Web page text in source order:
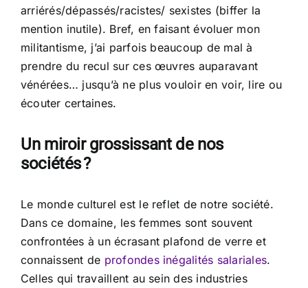
arriérés/dépassés/racistes/ sexistes (biffer la
mention inutile). Bref, en faisant évoluer mon
militantisme, j’ai parfois beaucoup de mal à
prendre du recul sur ces œuvres auparavant
vénérées… jusqu’à ne plus vouloir en voir, lire ou
écouter certaines.
Un miroir grossissant de nos
sociétés ?
Le monde culturel est le reflet de notre société.
Dans ce domaine, les femmes sont souvent
confrontées à un écrasant plafond de verre et
connaissent de profondes inégalités salariales.
Celles qui travaillent au sein des industries